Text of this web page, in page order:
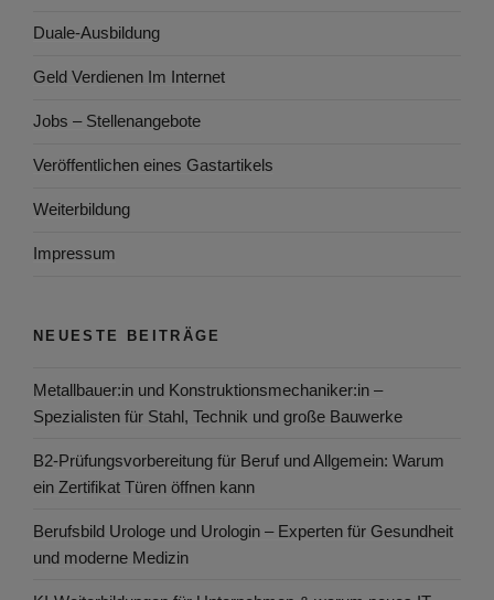
Duale-Ausbildung
Geld Verdienen Im Internet
Jobs – Stellenangebote
Veröffentlichen eines Gastartikels
Weiterbildung
Impressum
NEUESTE BEITRÄGE
Metallbauer:in und Konstruktionsmechaniker:in –
Spezialisten für Stahl, Technik und große Bauwerke
B2-Prüfungsvorbereitung für Beruf und Allgemein: Warum
ein Zertifikat Türen öffnen kann
Berufsbild Urologe und Urologin – Experten für Gesundheit
und moderne Medizin